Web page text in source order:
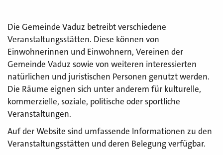
Die Gemeinde Vaduz betreibt verschiedene
Veranstaltungsstätten. Diese können von
Einwohnerinnen und Einwohnern, Vereinen der
Gemeinde Vaduz sowie von weiteren interessierten
natürlichen und juristischen Personen genutzt werden.
Die Räume eignen sich unter anderem für kulturelle,
kommerzielle, soziale, politische oder sportliche
Veranstaltungen.
Auf der Website sind umfassende Informationen zu den
Veranstaltungsstätten und deren Belegung verfügbar.